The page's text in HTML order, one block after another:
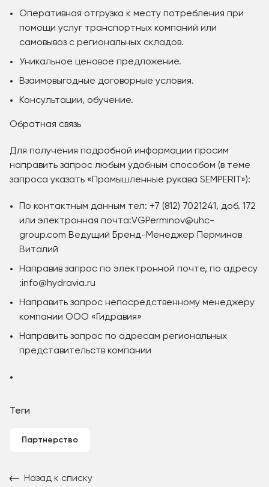
Оперативная отгрузка к месту потребления при
помощи услуг транспортных компаний или
самовывоз с региональных складов.
Уникальное ценовое предложение.
Взаимовыгодные договорные условия.
Консультации, обучение.
Обратная связь
Для получения подробной информации просим
направить запрос любым удобным способом (в теме
запроса указать «Промышленные рукава SEMPERIT»):
По контактным данным тел: +7 (812) 7021241, доб. 172
или электронная почта:VGPerminov@uhc-
group.com Ведущий Бренд-Менеджер Перминов
Виталий
Направив запрос по электронной почте, по адресу
:info@hydravia.ru
Направить запрос непосредственному менеджеру
компании ООО «Гидравия»
Направить запрос по адресам региональных
представительств компании
Теги
Партнерство
Назад к списку